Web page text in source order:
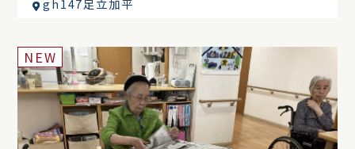
gh147足立加平
NEW